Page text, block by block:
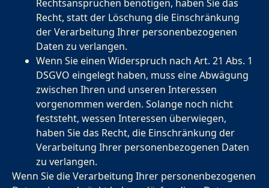
Rechtsansprüchen benötigen, haben Sie das
Recht, statt der Löschung die Einschränkung
der Verarbeitung Ihrer personenbezogenen
Daten zu verlangen.
Wenn Sie einen Widerspruch nach Art. 21 Abs. 1
DSGVO eingelegt haben, muss eine Abwägung
zwischen Ihren und unseren Interessen
vorgenommen werden. Solange noch nicht
feststeht, wessen Interessen überwiegen,
haben Sie das Recht, die Einschränkung der
Verarbeitung Ihrer personenbezogenen Daten
zu verlangen.
Wenn Sie die Verarbeitung Ihrer personenbezogenen